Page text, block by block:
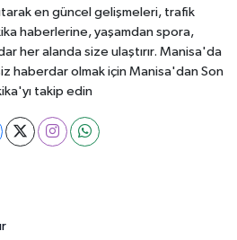
en güncel gelişmeleri, trafik
haberlerine, yaşamdan spora,
her alanda size ulaştırır. Manisa'da
haberdar olmak için Manisa'dan Son
takip edin